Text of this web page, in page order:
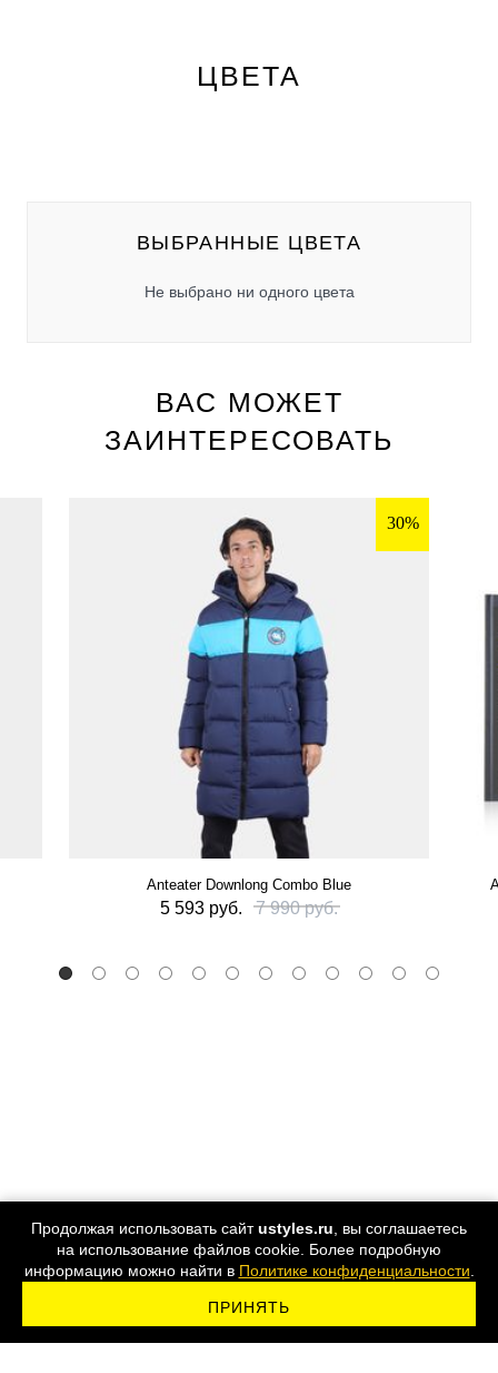
ЦВЕТА
ВЫБРАННЫЕ ЦВЕТА
Не выбрано ни одного цвета
ВАС МОЖЕТ
ЗАИНТЕРЕСОВАТЬ
30%
Anteater Downlong Combo Blue
5 593 руб. 7 990 руб.
Продолжая использовать сайтustyles.ru , вы соглашаетесь
на использование файлов cookie. Более подробную
информацию можно найти в Политике конфиденциальности
ПРИНЯТЬ